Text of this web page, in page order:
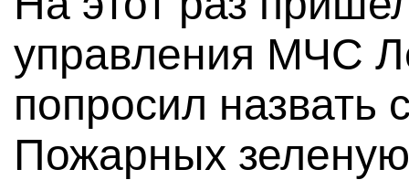
управления МЧС
попросил назвать
Пожарных